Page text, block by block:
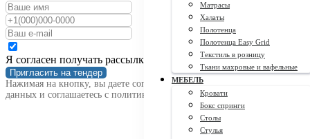
Матрасы
Халаты
Полотенца
Полотенца Easy Grid
Текстиль в розницу
Ткани махровые и вафельные
МЕБЕЛЬ
Кровати
Бокс спринги
Столы
Стулья
Я согласен получать рассылку
Пригласить на тендер
Нажимая на кнопку, вы даете согласие на обработку персональных
данных и соглашаетесь c политикой конфиденциальности